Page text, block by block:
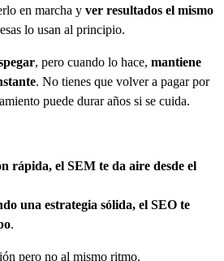
en marcha y ver resultados el mismo
lo usan al principio.
, pero cuando lo hace, mantiene
. No tienes que volver a pagar por
puede durar años si se cuida.
rápida, el SEM te da aire desde el
una estrategia sólida, el SEO te
.
pero no al mismo ritmo.